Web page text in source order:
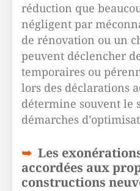
réduction que
négligent par
de rénovation ou un
peuvent déclencher
temporaires ou
lors des déclarations
détermine souvent le
démarches
Les
accordées aux
constructions